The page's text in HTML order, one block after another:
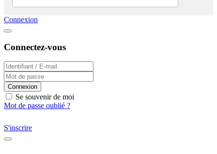
Connexion
Connectez-vous
Connexion
Se souvenir de moi
Mot de passe oublié ?
S'inscrire